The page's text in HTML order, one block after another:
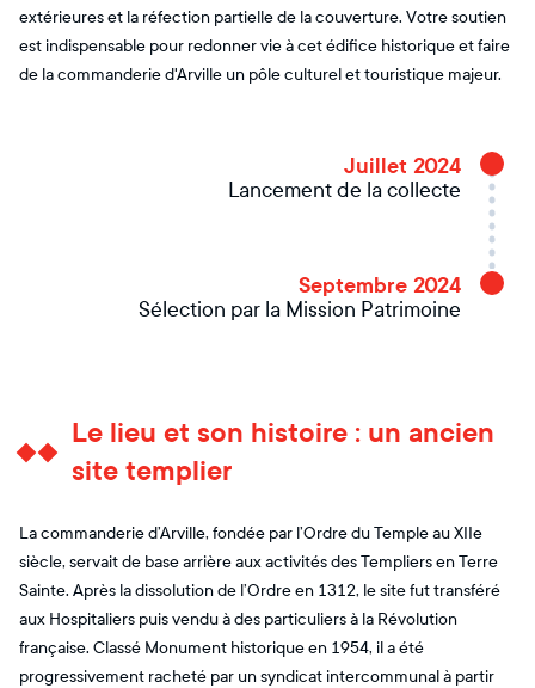
extérieures et la réfection partielle de la couverture. Votre soutien
est indispensable pour redonner vie à cet édifice historique et faire
de la commanderie d'Arville un pôle culturel et touristique majeur.
Juillet 2024
Lancement de la collecte
Septembre 2024
Sélection par la Mission Patrimoine
Le lieu et son histoire : un ancien
site templier
La commanderie d’Arville, fondée par l’Ordre du Temple au XIIe
siècle, servait de base arrière aux activités des Templiers en Terre
Sainte. Après la dissolution de l’Ordre en 1312, le site fut transféré
aux Hospitaliers puis vendu à des particuliers à la Révolution
française. Classé Monument historique en 1954, il a été
progressivement racheté par un syndicat intercommunal à partir